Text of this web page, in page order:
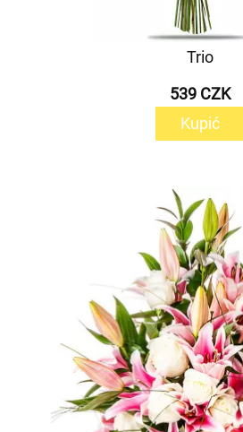
Trio
539 CZK
Kupić